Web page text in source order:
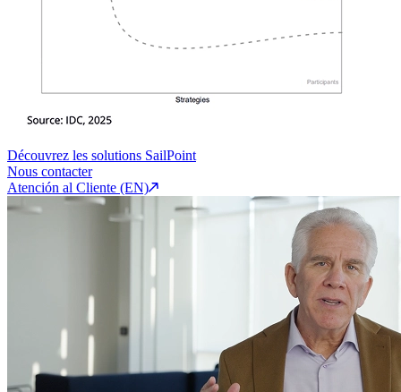
Découvrez les solutions SailPoint
Nous contacter
Atención al Cliente (EN)